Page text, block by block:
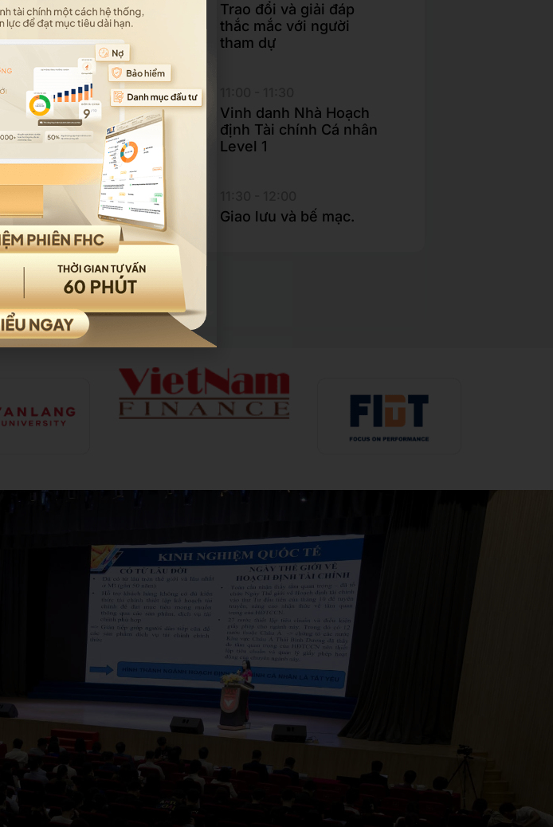
Trao đổi và giải đáp
thắc mắc với người
tham dự
Vinh danh Nhà Hoạch
định Tài chính Cá nhân
Level 1
Giao lưu và bế mạc.